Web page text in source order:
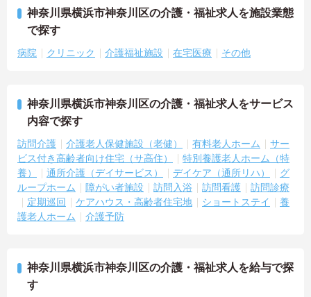
神奈川県横浜市神奈川区の介護・福祉求人を施設業態
で探す
病院 クリニック 介護福祉施設 在宅医療 その他
神奈川県横浜市神奈川区の介護・福祉求人をサービス
内容で探す
訪問介護 介護老人保健施設（老健） 有料老人ホーム
サー
ビス付き高齢者向け住宅（サ高住）
特別養護老人ホーム（特
養）
通所介護（デイサービス） デイケア（通所リハ）
グ
ループホーム
障がい者施設 訪問入浴 訪問看護
訪問診療
定期巡回
ケアハウス・高齢者住宅地 ショートステイ
養
護老人ホーム
介護予防
神奈川県横浜市神奈川区の介護・福祉求人を給与で探
す